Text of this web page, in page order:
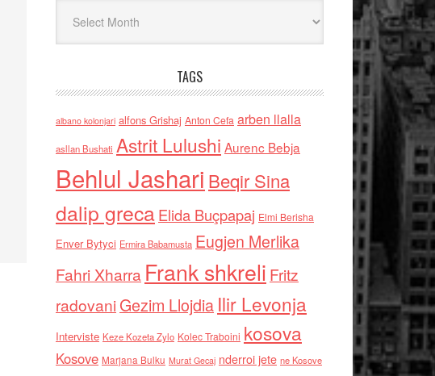
TAGS
albano kolonjari alfons Grishaj Anton Cefa arben llalla
asllan Bushati Astrit Lulushi Aurenc Bebja
Behlul Jashari Beqir Sina
dalip grecaElida Buçpapaj Elmi Berisha
Enver Bytyci Ermira Babamusta Eugjen Merlika
Fahri Xharra Frank shkreli Fritz
radovaniGezim Llojdia Ilir Levonja
Interviste Keze Kozeta Zylo Kolec Traboini kosova
Kosove Marjana Bulku Murat Gecaj nderroi jete ne Kosove